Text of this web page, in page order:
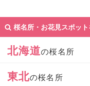
桜名所・お花見スポッ
北海道の桜名所
東北の桜名所